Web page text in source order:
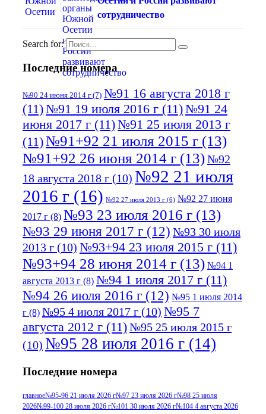
сотрудничество
Search for:
Последние номера
№90 24 июня 2014 г (7) №91 16 августа 2018 г
(11)№91 19 июля 2016 г (11)№91 24
июня 2017 г (11)№91 25 июля 2013 г
(11)№91+92 21 июля 2015 г (13)
№91+92 26 июня 2014 г (13)№92
18 августа 2018 г (10) №92 21 июля
2016 г (16) №92 27 июля 2013 г (6) №92 27 июня
2017 г (8) №93 23 июля 2016 г (13)
№93 29 июня 2017 г (12) №93 30 июля
2013 г (10) №93+94 23 июля 2015 г (11)
№93+94 28 июня 2014 г (13) №94 1
августа 2013 г (8) №94 1 июля 2017 г (11)
№94 26 июля 2016 г (12) №95 1 июля 2014
г (8) №95 4 июля 2017 г (10) №95 7
августа 2012 г (11)№95 25 июля 2015 г
(10) №95 28 июля 2016 г (14)
июля 2017 г(11)№96 9 августа 2012
г(13) №96 28 июля 2015 г(9) №96+97 3
Последние номера
главное№95-96 21 июля 2026 г№97 23 июля 2026 г№98 25 июля
2026№99-100 28 июля 2026 г№101 30 июля 2026 г№104 4 августа 2026